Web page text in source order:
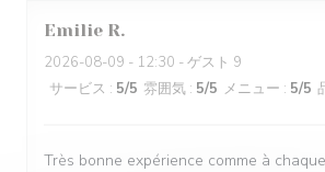
Emilie R
2026-08-09 - 12:30 - ゲスト 9
サービス : 5/5 雰囲気 : 5/5 メニュー : 5/5
Très bonne expérience comme à